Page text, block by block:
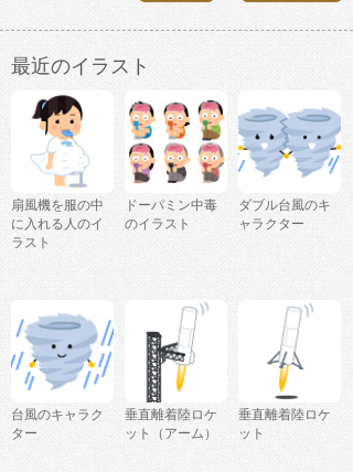
最近のイラスト
扇風機を服の中
に入れる人のイ
ラスト
ドーパミン中毒
のイラスト
ダブル台風のキ
ャラクター
台風のキャラク
ター
垂直離着陸ロケ
ット（アーム）
垂直離着陸ロケ
ット